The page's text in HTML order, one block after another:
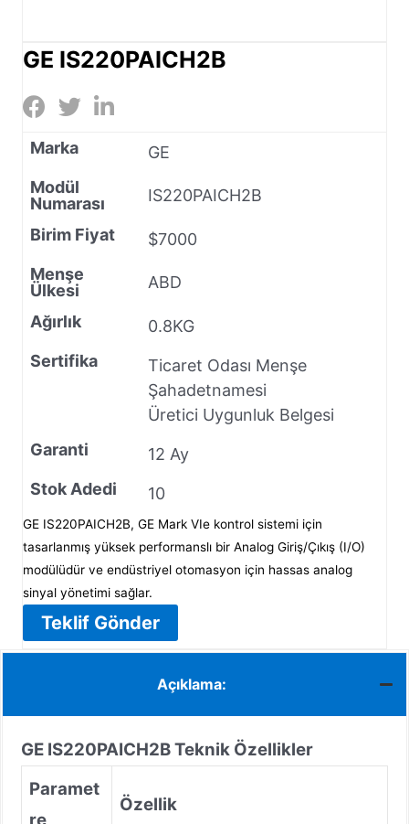
GE IS220PAICH2B
Marka
GE
Modül
Numarası
IS220PAICH2B
Birim Fiyat
$7000
Menşe
Ülkesi
ABD
Ağırlık
0.8KG
Sertifika
Ticaret Odası Menşe
Şahadetnamesi
Üretici Uygunluk Belgesi
Garanti
12 Ay
Stok Adedi
10
GE IS220PAICH2B, GE Mark VIe kontrol sistemi için
tasarlanmış yüksek performanslı bir Analog Giriş/Çıkış (I/O)
modülüdür ve endüstriyel otomasyon için hassas analog
sinyal yönetimi sağlar.
Teklif Gönder
Açıklama:
GE IS220PAICH2BTeknik Özellikler
Paramet
re
Özellik